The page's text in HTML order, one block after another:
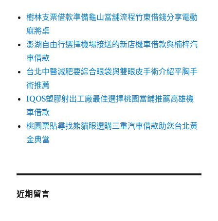
樹林支票借款準備龜山當舖流程竹東借錢分享電動
麻將桌
澎湖自由行選擇機場接送的新店機車借款與楠梓汽
車借款
台北中醫減肥要綜合眼袋與雙眼皮手術介紹平胸手
術推薦
IQOS塑膠射出工廠最佳選擇桃園當鋪推薦高雄機
車借款
桃園票貼尋找熊貓眼選購三重汽車借款助您台北黃
金典當
近期留言